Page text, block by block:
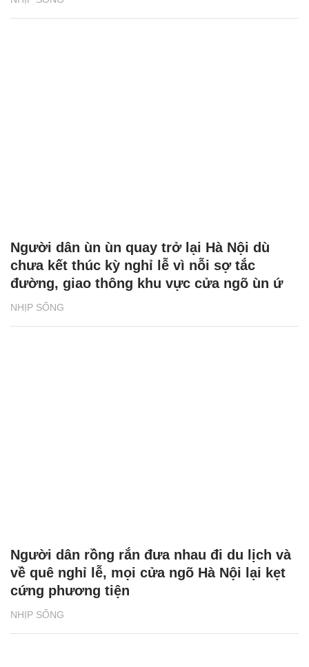
NHỊP SỐNG
Người dân ùn ùn quay trở lại Hà Nội dù
chưa kết thúc kỳ nghỉ lễ vì nỗi sợ tắc
đường, giao thông khu vực cửa ngõ ùn ứ
NHỊP SỐNG
Người dân rồng rắn đưa nhau đi du lịch và
về quê nghỉ lễ, mọi cửa ngõ Hà Nội lại kẹt
cứng phương tiện